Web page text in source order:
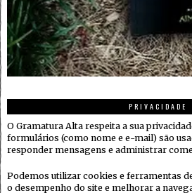
PRIVACIDADE
O Gramatura Alta respeita a sua
formulários (como nome e e-mail) são
responder mensagens e administrar
Podemos utilizar cookies e ferramentas
o desempenho do site e melhorar a